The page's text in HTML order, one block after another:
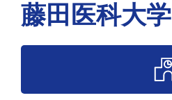
藤田医科大学